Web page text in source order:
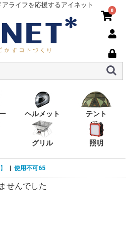
ライフを応援するアイネット
0
ヘルメット テント
グリル 照明
使用不可65
せんでした